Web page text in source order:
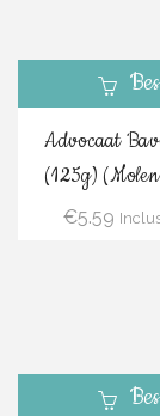
Advocaat
(125g)
€5.59